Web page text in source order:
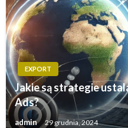
EXPORT
Jakie są strategie
Ads?
admin 29 grudnia, 2024